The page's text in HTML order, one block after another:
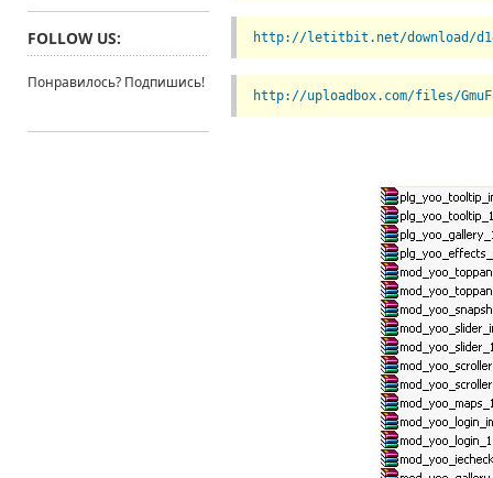
http://letitbit.net/download/
http://uploadbox.com/files/
FOLLOW US:
Понравилось? Подпишись!